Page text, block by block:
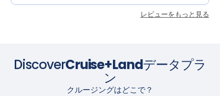
レビューをもっと見る
DiscoverCruise+Landデータプラ
ン
クルージングはどこで？